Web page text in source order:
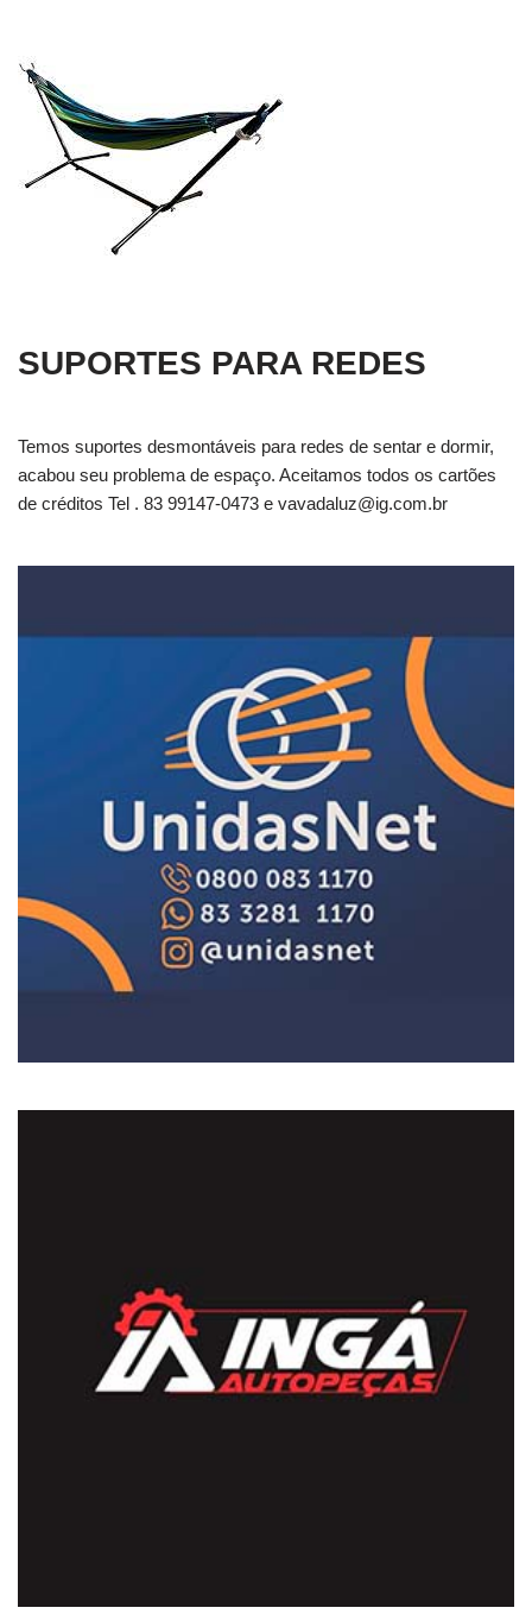
SUPORTES PARA REDES
Temos suportes desmontáveis para redes de sentar e dormir,
acabou seu problema de espaço. Aceitamos todos os cartões
de créditos Tel . 83 99147-0473 e vavadaluz@ig.com.br